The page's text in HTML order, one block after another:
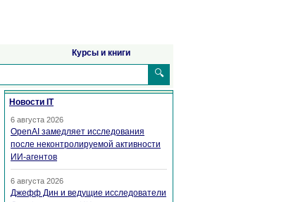
Курсы и книги
🔍
Новости IT
6 августа 2026
OpenAI замедляет исследования
после неконтролируемой активности
ИИ-агентов
6 августа 2026
Джефф Дин и ведущие исследователи